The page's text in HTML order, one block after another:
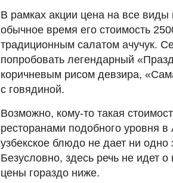
В рамках акции цена на все виды
обычное время его стоимость
традиционным салатом ачучук.
попробовать легендарный
коричневым рисом девзира,
с говядиной.
Возможно, кому-то такая
ресторанами подобного уровня
узбекское блюдо не дает ни
Безусловно, здесь речь не идет
цены гораздо ниже.